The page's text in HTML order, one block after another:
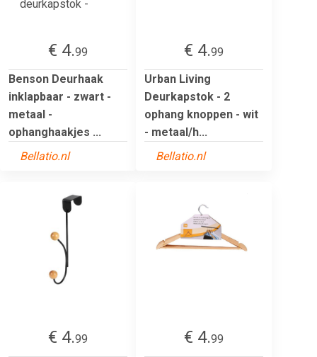
€ 4.99
Benson Deurhaak
inklapbaar - zwart -
metaal -
ophanghaakjes ...
Bellatio.nl
€ 4.99
Urban Living
Deurkapstok - 2
ophang knoppen - wit
- metaal/h...
Bellatio.nl
€ 4.99 € 4.99